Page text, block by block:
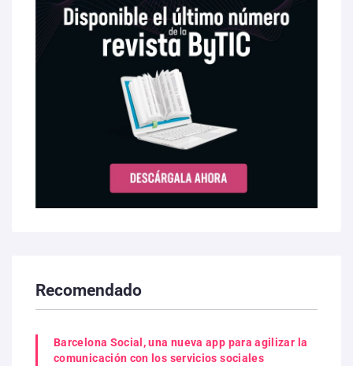
Recomendado
Barcelona Social, una nueva app para agilizar la
comunicación con los servicios sociales